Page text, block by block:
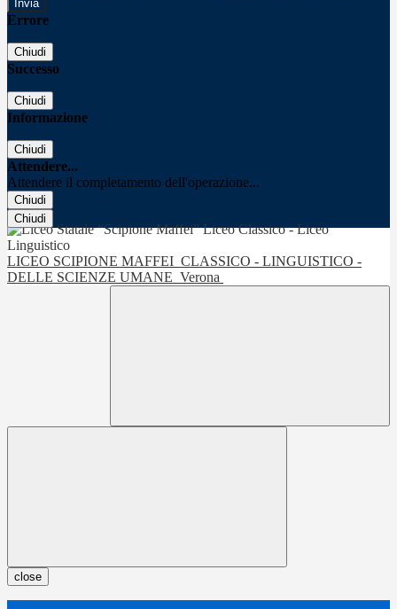
Errore
Chiudi
Successo
Chiudi
Informazione
Chiudi
Attendere...
Attendere il completamento dell'operazione...
Chiudi
Chiudi
LICEO SCIPIONE MAFFEI CLASSICO - LINGUISTICO -
DELLE SCIENZE UMANE Verona
close